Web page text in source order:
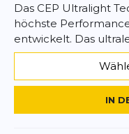
Ergonomische
Bewegungsfreiheit
Ideal für
Das CEP Ultralight
maximale
*Pflichtfelder
Das CEP Ultralight
höchste
entwickelt. Das
IN